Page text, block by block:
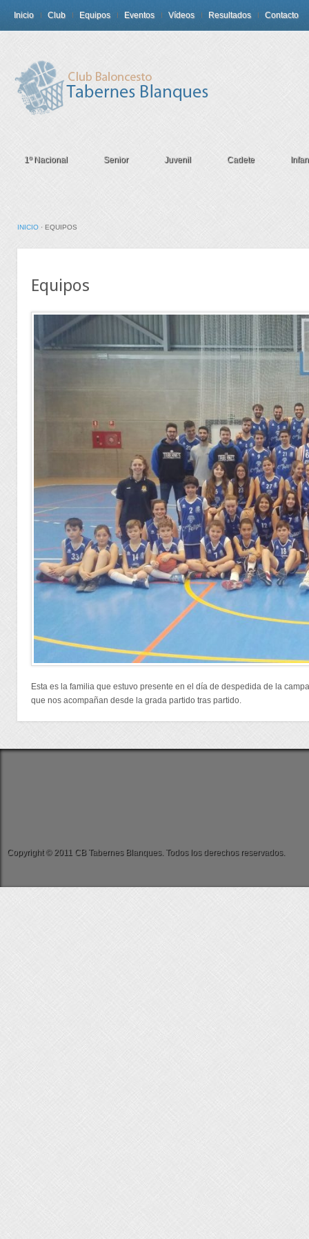
Inicio Club Equipos Eventos Vídeos Resultados Contacto
1º Nacional Senior Juvenil Cadete
INICIO · EQUIPOS
Equipos
Esta es la familia que estuvo presente en el día de despedida de la
que nos acompañan desde la grada partido tras partido.
Copyright © 2011 CB Tabernes Blanques. Todos los derechos reservados.